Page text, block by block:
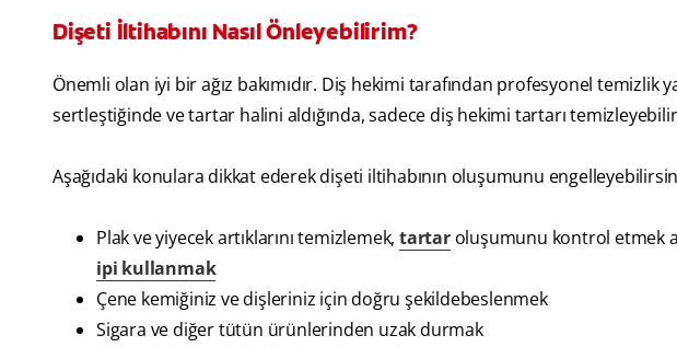
Dişeti İltihabını Nasıl Önleyebilirim?
Önemli olan iyi bir ağız bakımıdır. Diş hekimi tarafından profesyonel temizlik
sertleştiğinde ve tartar halini aldığında, sadece diş hekimi tartarı
Aşağıdaki konulara dikkat ederek dişeti iltihabının oluşumunu
Plak ve yiyecek artıklarını temizlemek, tartaroluşumunu kontrol etmek
ipi kullanmak
Çene kemiğiniz ve dişleriniz için doğru şekildebeslenmek
Sigara ve diğer tütün ürünlerinden uzak durmak